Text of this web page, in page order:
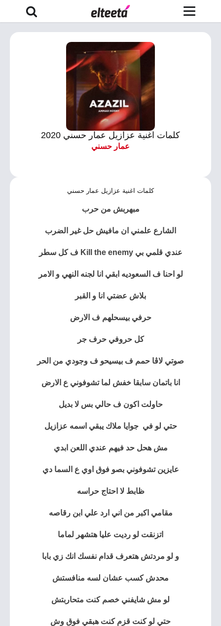
كلمات اغنية عزازيل عمار حسني 2020
عمار حسني
كلمات اغنية عزازيل عمار حسني
مبهربش من حرب
الشارع علمني ان مافيش حل غير الضرب
عندي قلمي بي Kill the enemy ف كل سطر
لو احنا ف السعوديه ابقي انا لجنه النهي و الامر
بلاش عضتي انا و القبر
حرفي بيسحلهم ف الارض
كل حروفي حرف جر
صوتي لاڤا حمم ف بيسيحو ف وجودي من الحر
انا باتمان سابقا خفش لما تشوفوني ع الارض
حاولت اكون ف حالي بس لا بديل
حتي لو في جوايا ملاك يبقي اسمه عزازيل
مش هحل حد فيهم عندي اللعن ابدي
عايزين تشوفوني بصو فوق اوي ع السما دي
ظابط لا احتاج حراسه
مقامي اكبر من اني ارد علي ابن رقاصه
اتزنقت لو رديت عليا هتشهر لماما
و لو مردتش هتعرف قدام نفسك انك زي بابا
محدش كسب عشان لسه منافستش
لو مش شايفني خصم كنت متحاربتش
حتي لو كنت قزم كنت هبقي فوق وش